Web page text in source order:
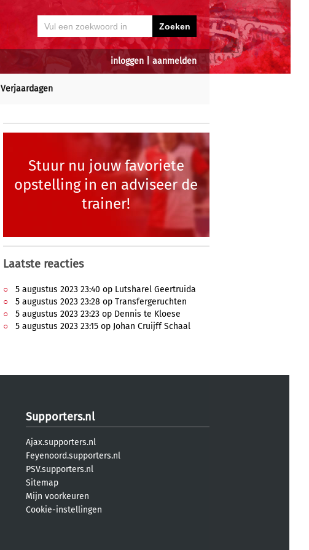
inloggen aanmelden
Verjaardagen
Stuur nu jouw favoriete
opstelling in en adviseer de
trainer!
Laatste reacties
5 augustus 2023 23:40 op Lutsharel Geertruida
5 augustus 2023 23:28 op Transfergeruchten
5 augustus 2023 23:23 op Dennis te Kloese
5 augustus 2023 23:15 op Johan Cruijff Schaal
Supporters.nl
Ajax.supporters.nl
Feyenoord.supporters.nl
PSV.supporters.nl
Sitemap
Mijn voorkeuren
Cookie-instellingen